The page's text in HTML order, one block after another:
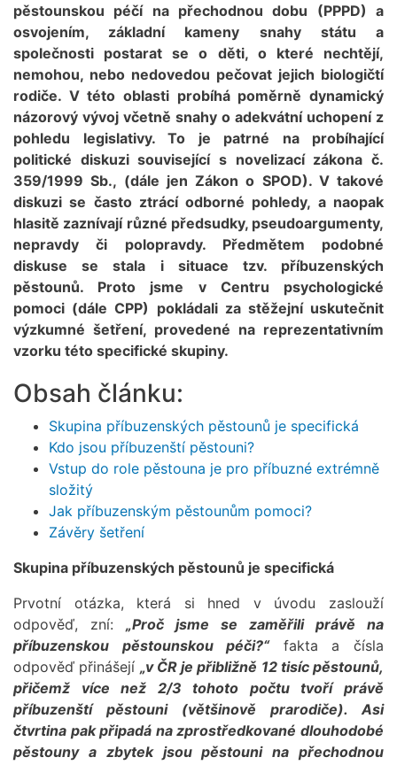
pěstounskou péčí na přechodnou dobu (PPPD) a
osvojením, základní kameny snahy státu a
společnosti postarat se o děti, o které nechtějí,
nemohou, nebo nedovedou pečovat jejich biologičtí
rodiče. V této oblasti probíhá poměrně dynamický
názorový vývoj včetně snahy o adekvátní uchopení z
pohledu legislativy. To je patrné na probíhající
politické diskuzi související s novelizací zákona č.
359/1999 Sb., (dále jen Zákon o SPOD). V takové
diskuzi se často ztrácí odborné pohledy, a naopak
hlasitě zaznívají různé předsudky, pseudoargumenty,
nepravdy či polopravdy. Předmětem podobné
diskuse se stala i situace tzv. příbuzenských
pěstounů. Proto jsme v Centru psychologické
pomoci (dále CPP) pokládali za stěžejní uskutečnit
výzkumné šetření, provedené na reprezentativním
vzorku této specifické skupiny.
Obsah článku:
Skupina příbuzenských pěstounů je specifická
Kdo jsou příbuzenští pěstouni?
Vstup do role pěstouna je pro příbuzné extrémně
složitý
Jak příbuzenským pěstounům pomoci?
Závěry šetření
Skupina příbuzenských pěstounů je specifická
Prvotní otázka, která si hned v úvodu zaslouží
odpověď, zní: „Proč jsme se zaměřili právě na
příbuzenskou pěstounskou péči?“fakta a čísla
odpověď přinášejí „v ČR je přibližně 12 tisíc pěstounů,
přičemž více než 2/3 tohoto počtu tvoří právě
příbuzenští pěstouni (většinově prarodiče). Asi
čtvrtina pak připadá na zprostředkované dlouhodobé
pěstouny a zbytek jsou pěstouni na přechodnou